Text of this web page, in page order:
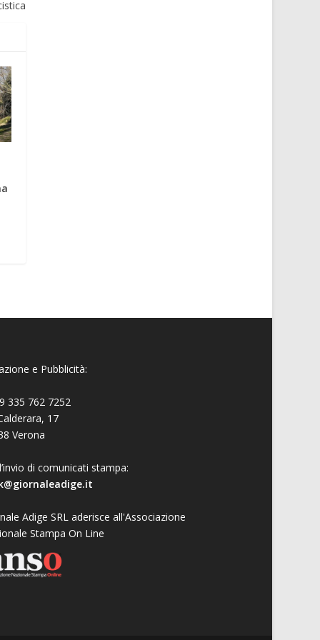
e Pubblicità:
335 762 7252
17
Verona
di comunicati stampa:
Adige SRL aderisce all'Associazione
Stampa On Line